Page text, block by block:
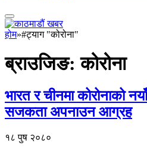
होम»#ट्याग "कोरोना"
ब्राउजिङ:कोरोना
भारत र चीनमा कोरोनाको
सजकता अपनाउन आग्रह
१८ पुष २०८०